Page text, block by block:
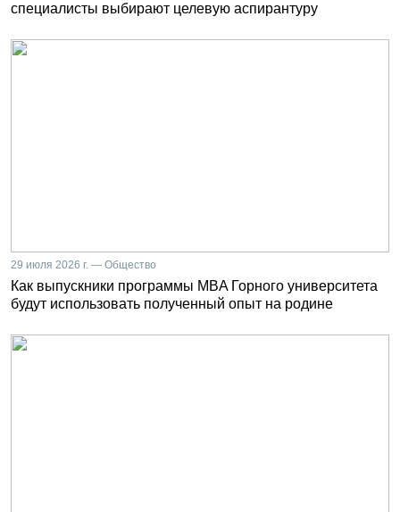
специалисты выбирают целевую аспирантуру
29 июля 2026 г. — Общество
Как выпускники программы MBA Горного университета
будут использовать полученный опыт на родине